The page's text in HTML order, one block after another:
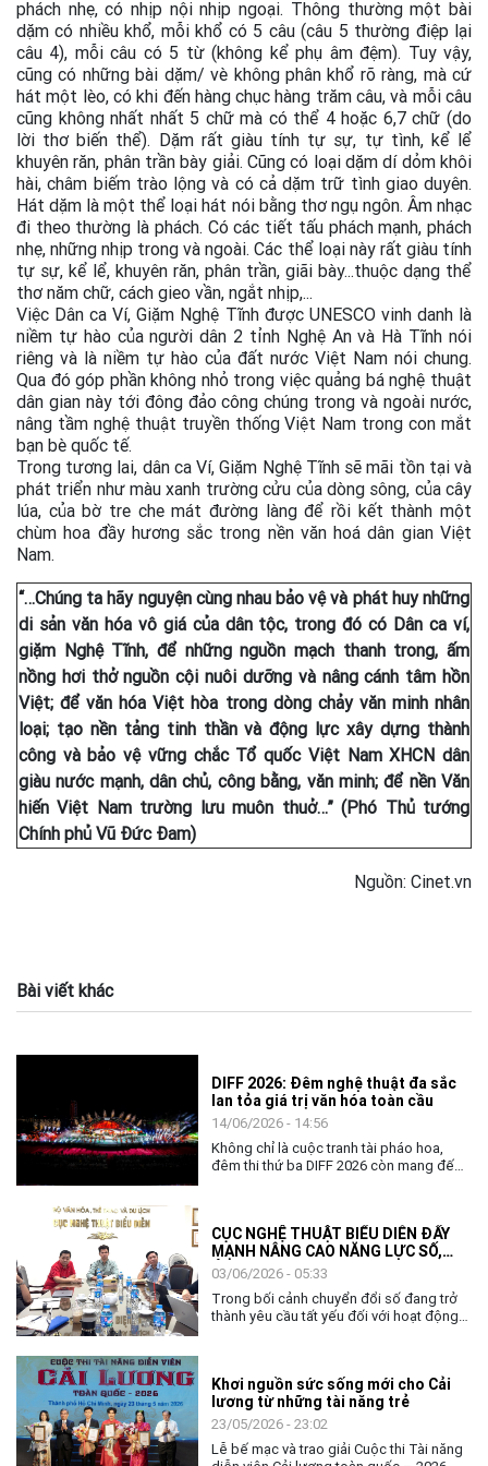
phách nhẹ, có nhịp nội nhịp ngoại. Thông thường một bài
dặm có nhiều khổ, mỗi khổ có 5 câu (câu 5 thường điệp lại
câu 4), mỗi câu có 5 từ (không kể phụ âm đệm). Tuy vậy,
cũng có những bài dặm/ vè không phân khổ rõ ràng, mà cứ
hát một lèo, có khi đến hàng chục hàng trăm câu, và mỗi câu
cũng không nhất nhất 5 chữ mà có thể 4 hoặc 6,7 chữ (do
lời thơ biến thể). Dặm rất giàu tính tự sự, tự tình, kể lể
khuyên răn, phân trần bày giải. Cũng có loại dặm dí dỏm khôi
hài, châm biếm trào lộng và có cả dặm trữ tình giao duyên.
Hát dặm là một thể loại hát nói bằng thơ ngụ ngôn. Âm nhạc
đi theo thường là phách. Có các tiết tấu phách mạnh, phách
nhẹ, những nhịp trong và ngoài. Các thể loại này rất giàu tính
tự sự, kể lể, khuyên răn, phân trần, giãi bày...thuộc dạng thể
thơ năm chữ, cách gieo vần, ngắt nhịp,...
Việc Dân ca Ví, Giặm Nghệ Tĩnh được UNESCO vinh danh là
niềm tự hào của người dân 2 tỉnh Nghệ An và Hà Tĩnh nói
riêng và là niềm tự hào của đất nước Việt Nam nói chung.
Qua đó góp phần không nhỏ trong việc quảng bá nghệ thuật
dân gian này tới đông đảo công chúng trong và ngoài nước,
nâng tầm nghệ thuật truyền thống Việt Nam trong con mắt
bạn bè quốc tế.
Trong tương lai, dân ca Ví, Giặm Nghệ Tĩnh sẽ mãi tồn tại và
phát triển như màu xanh trường cửu của dòng sông, của cây
lúa, của bờ tre che mát đường làng để rồi kết thành một
chùm hoa đầy hương sắc trong nền văn hoá dân gian Việt
Nam.
“…Chúng ta hãy nguyện cùng nhau bảo vệ và phát huy những
di sản văn hóa vô giá của dân tộc, trong đó có Dân ca ví,
giặm Nghệ Tĩnh, để những nguồn mạch thanh trong, ấm
nồng hơi thở nguồn cội nuôi dưỡng và nâng cánh tâm hồn
Việt; để văn hóa Việt hòa trong dòng chảy văn minh nhân
loại; tạo nền tảng tinh thần và động lực xây dựng thành
công và bảo vệ vững chắc Tổ quốc Việt Nam XHCN dân
giàu nước mạnh, dân chủ, công bằng, văn minh; để nền Văn
hiến Việt Nam trường lưu muôn thuở…” (Phó Thủ tướng
Chính phủ Vũ Đức Đam)
Nguồn: Cinet.vn
Bài viết khác
DIFF 2026: Đêm nghệ thuật đa sắc
lan tỏa giá trị văn hóa toàn cầu
14/06/2026 - 14:56
Không chỉ là cuộc tranh tài pháo hoa,
đêm thi thứ ba DIFF 2026 còn mang đến
CỤC NGHỆ THUẬT BIỂU DIỄN ĐẨY
MẠNH NÂNG CAO NĂNG LỰC SỐ,
ỨNG DỤNG AI TRONG THỰC THI
CÔNG VỤ
03/06/2026 - 05:33
Trong bối cảnh chuyển đổi số đang trở
thành yêu cầu tất yếu đối với hoạt động
càng có ý nghĩa quan trọng. Với tinh thần
chủ động thích ứng và đổi mới, ngày
02/6, Cục Nghệ thuật biểu diễn đã tổ
chức chương trình tập huấn, bồi dưỡng
về chuyển đổi số và ứng dụng AI cho
Khơi nguồn sức sống mới cho Cải
lương từ những tài năng trẻ
23/05/2026 - 23:02
Lễ bế mạc và trao giải Cuộc thi Tài năng